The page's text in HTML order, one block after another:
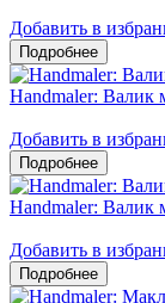
Добавить в
Handmaler: Валик
Добавить в
Handmaler: Валик
Добавить в